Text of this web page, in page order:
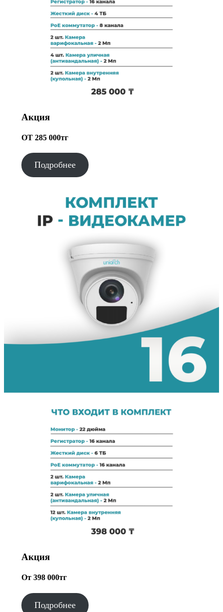
Акция
ОТ 285 000тг
Подробнее
Акция
От 398 000тг
Подробнее